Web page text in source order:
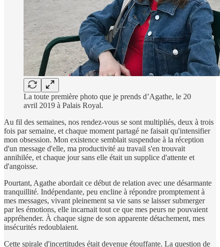
La toute première photo que je prends d’Agathe, le 20
avril 2019 à Palais Royal.
Au fil des semaines, nos rendez-vous se sont multipliés, deux à trois
fois par semaine, et chaque moment partagé ne faisait qu'intensifier
mon obsession. Mon existence semblait suspendue à la réception
d'un message d'elle, ma productivité au travail s'en trouvait
annihilée, et chaque jour sans elle était un supplice d'attente et
d'angoisse.
Pourtant, Agathe abordait ce début de relation avec une désarmante
tranquillité. Indépendante, peu encline à répondre promptement à
mes messages, vivant pleinement sa vie sans se laisser submerger
par les émotions, elle incarnait tout ce que mes peurs ne pouvaient
appréhender. À chaque signe de son apparente détachement, mes
insécurités redoublaient.
Cette spirale d'incertitudes était devenue étouffante. La question de